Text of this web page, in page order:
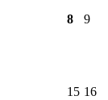
8 9
15 16